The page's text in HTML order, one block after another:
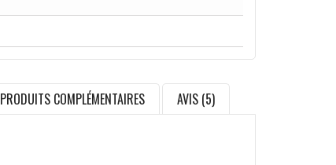
PRODUITS COMPLÉMENTAIRES AVIS (5)